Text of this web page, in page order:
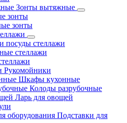
Зонты вытяжные
зонты
зонты
посуды стеллажи
стеллажи
Рукомойники
Шкафы кухонные
Колоды разрубочные
Ларь для овощей
Подставки для